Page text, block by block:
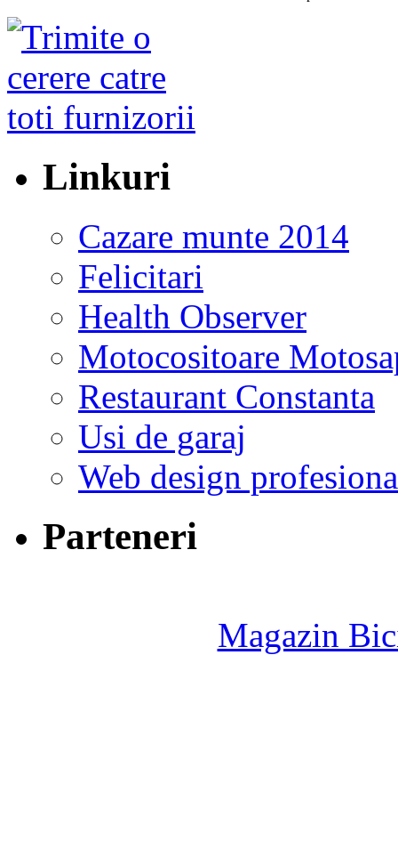
Linkuri
Cazare munte 2014
Felicitari
Health Observer
Motocositoare
Restaurant Constanta
Usi de garaj
Web design
Parteneri
Magazin